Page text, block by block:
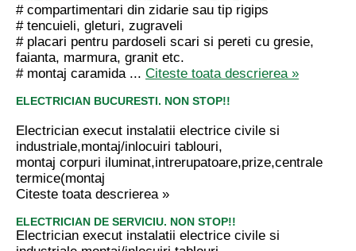
# compartimentari din zidarie sau tip rigips
# tencuieli, gleturi, zugraveli
# placari pentru pardoseli scari si pereti cu gresie,
faianta, marmura, granit etc.
# montaj caramida ... Citeste toata descrierea »
ELECTRICIAN BUCURESTI. NON STOP!!
Electrician execut instalatii electrice civile si
industriale,montaj/inlocuiri tablouri,
montaj corpuri iluminat,intrerupatoare,prize,centrale
termice(montaj
Citeste toata descrierea »
ELECTRICIAN DE SERVICIU. NON STOP!!
Electrician execut instalatii electrice civile si